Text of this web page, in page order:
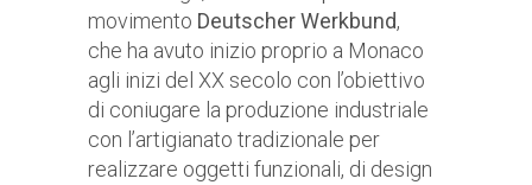
movimento Deutscher Werkbund,
che ha avuto inizio proprio a Monaco
agli inizi del XX secolo con l’obiettivo
di coniugare la produzione industriale
con l’artigianato tradizionale per
realizzare oggetti funzionali, di design